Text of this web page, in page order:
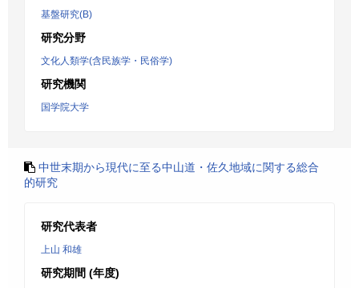
基盤研究(B)
研究分野
文化人類学(含民族学・民俗学)
研究機関
国学院大学
中世末期から現代に至る中山道・佐久地域に関する総合
的研究
研究代表者
上山 和雄
研究期間 (年度)